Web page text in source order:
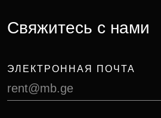
Свяжитесь с нами
ЭЛЕКТРОННАЯ ПОЧТА
rent@mb.ge